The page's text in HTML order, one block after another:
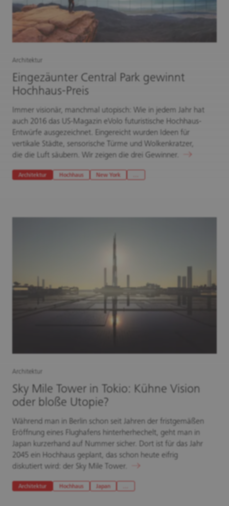
Architektur
Eingezäunter Central Park gewinnt
Hochhaus-Preis
Immer visionär, manchmal utopisch: Wie in jedem Jahr hat
auch 2016 das US-Magazin eVolo futuristische Hochhaus-
Entwürfe ausgezeichnet. Eingereicht wurden Ideen für
vertikale Städte, sensorische Türme und Wolkenkratzer,
die die Luft säubern. Wir zeigen die drei Gewinner.
Architektur Hochhaus New York
Architektur
Sky Mile Tower in Tokio: Kühne Vision
oder bloße Utopie?
Während man in Berlin schon seit Jahren der fristgemäßen
Eröffnung eines Flughafens hinterherhechelt, geht man in
Japan kurzerhand auf Nummer sicher. Dort ist für das Jahr
2045 ein Hochhaus geplant, das schon heute eifrig
diskutiert wird: der Sky Mile Tower.
Architektur Hochhaus Japan